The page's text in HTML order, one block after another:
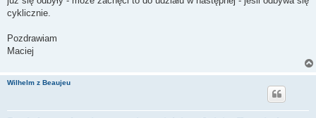
cyklicznie.
Pozdrawiam
Maciej
Wilhelm z Beaujeu